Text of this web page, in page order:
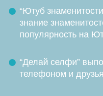
“Ютуб
знание
популярность на
“Делай селфи”
телефоном и